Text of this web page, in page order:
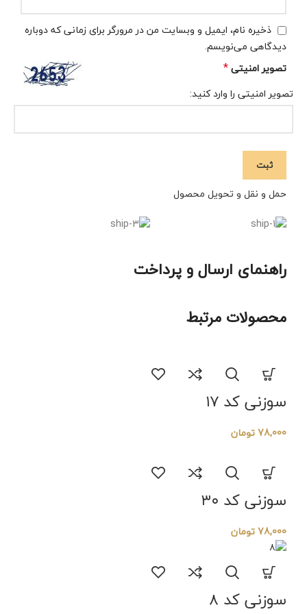
ذخیره نام، ایمیل و وبسایت من در مرورگر برای زمانی که دوباره
دیدگاهی می‌نویسم.
تصویر امنیتی*
تصویر امنیتی را وارد کنید:
حمل و نقل و تحویل محصول
راهنمای ارسال و پرداخت
محصولات مرتبط
سوزنی کد ۱۷
78,000تومان
سوزنی کد ۳۰
78,000تومان
سوزنی کد ۸